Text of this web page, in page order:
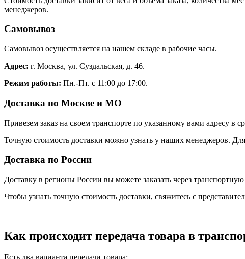
менеджеров.
Самовывоз
Самовывоз осуществляется на нашем складе в рабочие часы.
Адрес: г. Москва, ул. Суздальская, д. 46.
Режим работы: Пн.-Пт. с 11:00 до 17:00.
Доставка по Москве и МО
Привезем заказ на своем транспорте по указанному вами адресу в
Точную стоимость доставки можно узнать у наших менеджеров.
Доставка по России
Доставку в регионы России вы можете заказать через
Чтобы узнать точную стоимость доставки, свяжитесь с
Как происходит передача товара в
Есть два варианта передачи товара: